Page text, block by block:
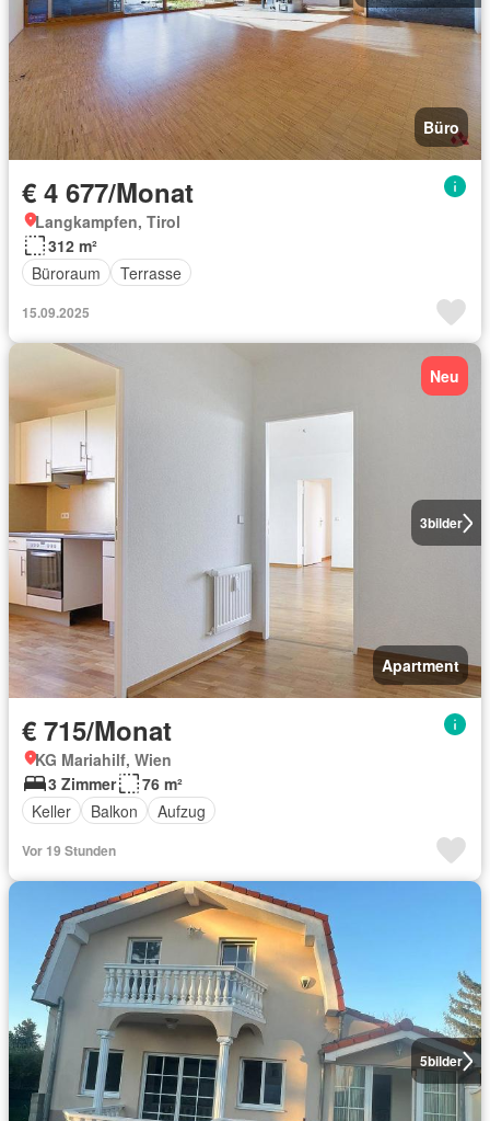
Büro
€ 4 677/Monat
Langkampfen, Tirol
312 m²
Büroraum
Terrasse
15.09.2025
3bilder
Neu
Apartment
€ 715/Monat
KG Mariahilf, Wien
3 Zimmer
76 m²
Keller
Balkon Aufzug
Vor 19 Stunden
5bilder